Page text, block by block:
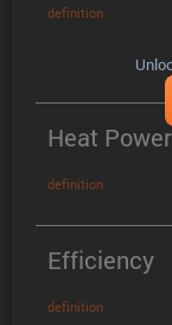
definition
Heat Power
definition
Efficiency
definition